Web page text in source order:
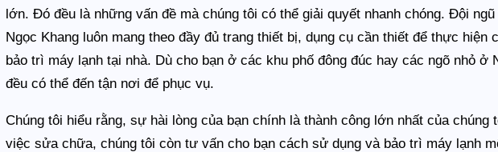
lớn. Đó đều là những vấn đề mà chúng tôi có thể giải quyết nhanh chóng. Đội
Ngọc Khang luôn mang theo đầy đủ trang thiết bị, dụng cụ cần thiết để thực hiện
bảo trì máy lạnh tại nhà. Dù cho bạn ở các khu phố đông đúc hay các ngõ nhỏ ở
đều có thể đến tận nơi để phục vụ.
Chúng tôi hiểu rằng, sự hài lòng của bạn chính là thành công lớn nhất của chúng
việc sửa chữa, chúng tôi còn tư vấn cho bạn cách sử dụng và bảo trì máy lạnh